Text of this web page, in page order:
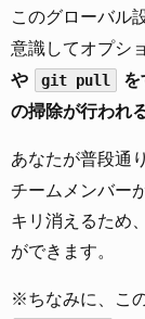
このグローバル
意識してオプシ
や
git pull
を
の掃除が行われ
あなたが普段通り
チームメンバー
キリ消えるため
ができます。
※ちなみに、こ